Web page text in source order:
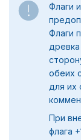
Флаги
Флаги
обеих
для их
При
флага